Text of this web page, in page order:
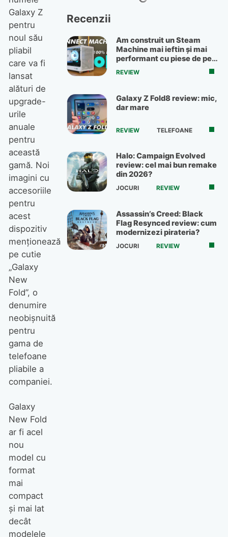
Galaxy Z
pentru
noul său
pliabil
care va fi
lansat
alături de
upgrade-
urile
anuale
pentru
această
gamă. Noi
imagini cu
accesoriile
pentru
acest
dispozitiv
menționează
pe cutie
„Galaxy
New
Fold”, o
denumire
neobișnuită
pentru
gama de
telefoane
pliabile a
companiei.
Galaxy
New Fold
ar fi acel
nou
model cu
format
mai
compact
și mai lat
decât
modelele
Recenzii
Am construit un Steam
Machine mai ieftin și mai
performant cu piese de pe
OLX
REVIEW
Galaxy Z Fold8 review: mic,
dar mare
REVIEW TELEFOANE
Halo: Campaign Evolved
review: cel mai bun remake
din 2026?
JOCURI REVIEW
Assassin’s Creed: Black
Flag Resynced review: cum
modernizezi pirateria?
JOCURI REVIEW